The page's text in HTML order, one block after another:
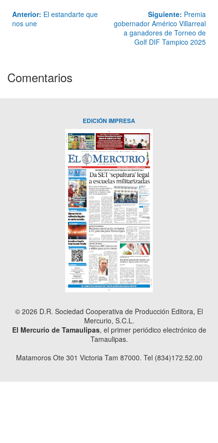
Anterior: El estandarte que
nos une
Siguiente: Premia
gobernador Américo Villarreal
a ganadores de Torneo de
Golf DIF Tampico 2025
Comentarios
EDICIÓN IMPRESA
© 2026 D.R. Sociedad Cooperativa de Producción Editora, El
Mercurio, S.C.L.
El Mercurio de Tamaulipas, el primer periódico electrónico de
Tamaulipas.
Matamoros Ote 301 Victoria Tam 87000. Tel (834)172.52.00